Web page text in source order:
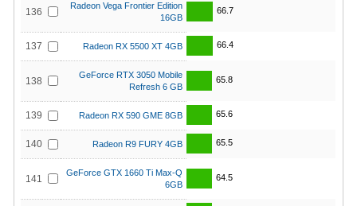
136
Radeon Vega Frontier Edition
16GB
66.7
137 Radeon RX 5500 XT 4GB 66.4
138
GeForce RTX 3050 Mobile
Refresh 6 GB
65.8
139 Radeon RX 590 GME 8GB 65.6
140 Radeon R9 FURY 4GB 65.5
141
GeForce GTX 1660 Ti Max-Q
6GB
64.5